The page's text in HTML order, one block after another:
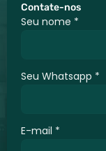
Contate-nos
Seu nome *
Seu Whatsapp *
E-mail *